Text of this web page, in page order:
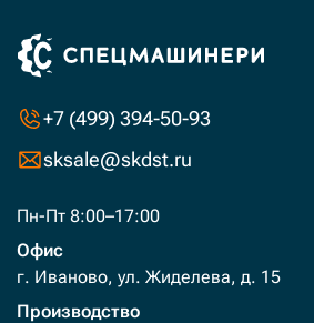
+7 (499) 394-50-93
sksale@skdst.ru
Пн-Пт 8:00–17:00
Офис
г. Иваново, ул. Жиделева, д. 15
Производство